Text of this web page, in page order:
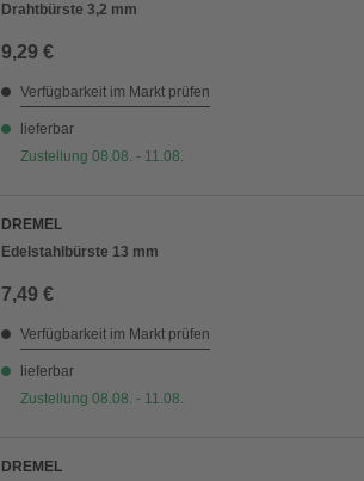
Drahtbürste 3,2 mm
9,29 €
Verfügbarkeit im Markt prüfen
lieferbar
Zustellung 08.08. - 11.08.
DREMEL
Edelstahlbürste 13 mm
7,49 €
Verfügbarkeit im Markt prüfen
lieferbar
Zustellung 08.08. - 11.08.
DREMEL